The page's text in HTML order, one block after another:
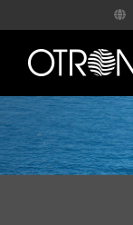
텐
건
너
뛰